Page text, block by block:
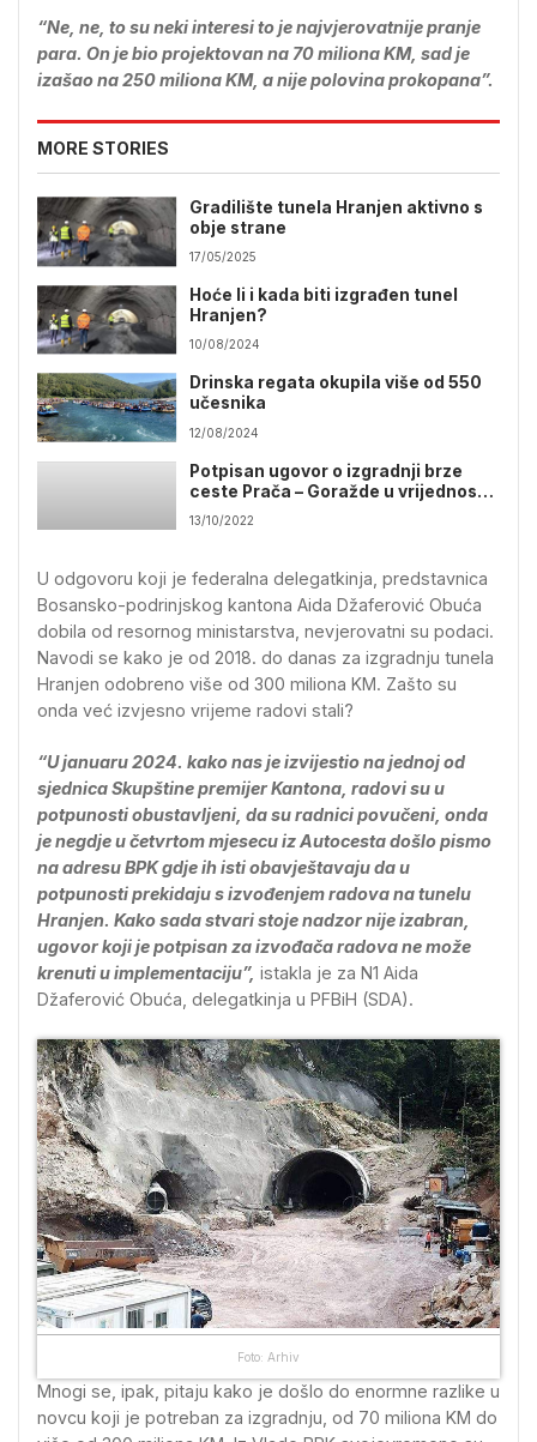
“Ne, ne, to su neki interesi to je najvjerovatnije pranje
para. On je bio projektovan na 70 miliona KM, sad je
izašao na 250 miliona KM, a nije polovina prokopana”.
MORE STORIES
Gradilište tunela Hranjen aktivno s
obje strane
17/05/2025
Hoće li i kada biti izgrađen tunel
Hranjen?
10/08/2024
Drinska regata okupila više od 550
učesnika
12/08/2024
Potpisan ugovor o izgradnji brze
ceste Prača – Goražde u vrijednosti
8,5 miliona KM
13/10/2022
U odgovoru koji je federalna delegatkinja, predstavnica
Bosansko-podrinjskog kantona Aida Džaferović Obuća
dobila od resornog ministarstva, nevjerovatni su podaci.
Navodi se kako je od 2018. do danas za izgradnju tunela
Hranjen odobreno više od 300 miliona KM. Zašto su
onda već izvjesno vrijeme radovi stali?
“U januaru 2024. kako nas je izvijestio na jednoj od
sjednica Skupštine premijer Kantona, radovi su u
potpunosti obustavljeni, da su radnici povučeni, onda
je negdje u četvrtom mjesecu iz Autocesta došlo pismo
na adresu BPK gdje ih isti obavještavaju da u
potpunosti prekidaju s izvođenjem radova na tunelu
Hranjen. Kako sada stvari stoje nadzor nije izabran,
ugovor koji je potpisan za izvođača radova ne može
krenuti u implementaciju”, istakla je za N1 Aida
Džaferović Obuća, delegatkinja u PFBiH (SDA).
Foto: Arhiv
Mnogi se, ipak, pitaju kako je došlo do enormne razlike u
novcu koji je potreban za izgradnju, od 70 miliona KM do